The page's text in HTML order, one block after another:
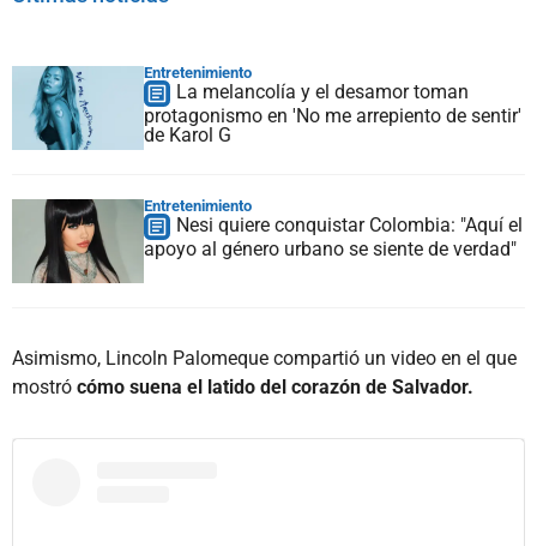
Entretenimiento
La melancolía y el desamor toman
protagonismo en 'No me arrepiento de sentir'
de Karol G
Entretenimiento
Nesi quiere conquistar Colombia: "Aquí el
apoyo al género urbano se siente de verdad"
Asimismo, Lincoln Palomeque compartió un video en el que
mostró cómo suena el latido del corazón de Salvador.